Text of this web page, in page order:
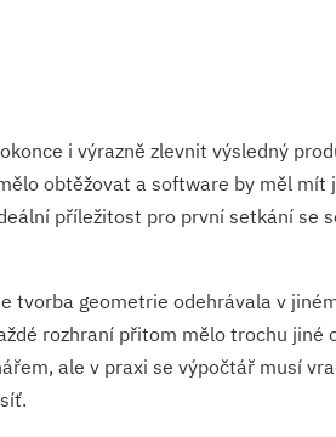
i výrazně zlevnit výsledný
obtěžovat a software by měl
příležitost pro první setkání se
tvorba geometrie odehrávala v
rozhraní přitom mělo trochu jiné
ale v praxi se výpočtář musí